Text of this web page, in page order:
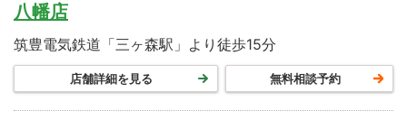
八幡店
筑豊電気鉄道「三ヶ森駅」より徒歩15分
店舗詳細を見る 無料相談予約